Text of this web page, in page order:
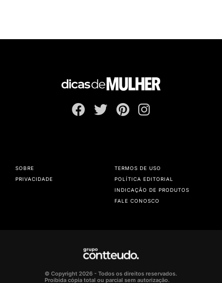
SOBRE
PRIVACIDADE
TERMOS DE USO
POLÍTICA EDITORIAL
INDICAÇÃO DE PRODUTOS
FALE CONOSCO
© Copyright 2026 - Todos os direitos reservados.
Proibida cópia total ou parcial sem autorização.